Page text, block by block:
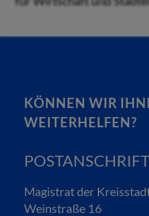
KÖNNEN WIR
WEITERHELFEN?
POSTANSCHRIFT
Magistrat der
Weinstraße 16